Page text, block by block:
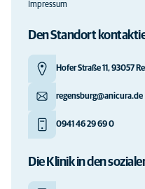
Impressum
Den Standort
Hofer Straße 11, 93057
regensburg@anicura.de
0941 46 29 69 0
Die Klinik in den